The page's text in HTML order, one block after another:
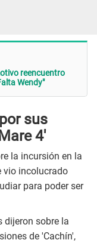
reencuentro
Wendy"
sus
4'
la incursión en la
vio incolucrado
para poder ser
dijeron sobre la
de 'Cachín',